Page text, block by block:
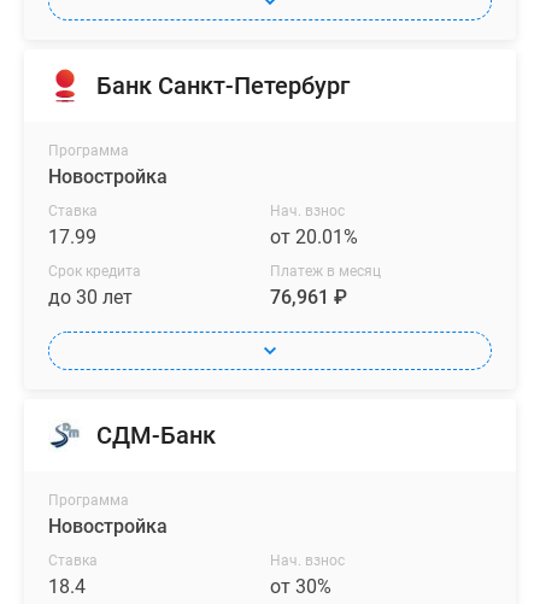
отдельным
мастер-
личным
санузлом.
Лоты
передаются
использование
чистовой
отделкой:
комнатах
будут
натяжные
потолки,
Банк Санкт-Петербург
Программа
Новостройка
Ставка
17.99
Нач. взнос
от 20.01%
Срок кредита
до 30 лет
Платеж в месяц
76,961 ₽
СДМ-Банк
Программа
Новостройка
Ставка
18.4
Нач. взнос
от 30%